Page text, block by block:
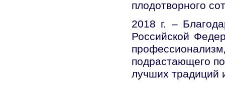
плодотворного
2018 г. –
Российской
подрастающего
лучших традиций